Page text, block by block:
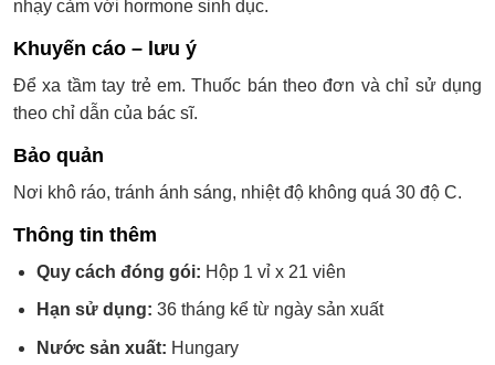
nhạy cảm với hormone sinh dục.
Khuyến cáo – lưu ý
Để xa tầm tay trẻ em. Thuốc bán theo đơn và chỉ sử dụng
theo chỉ dẫn của bác sĩ.
Bảo quản
Nơi khô ráo, tránh ánh sáng, nhiệt độ không quá 30 độ C.
Thông tin thêm
Quy cách đóng gói: Hộp 1 vỉ x 21 viên
Hạn sử dụng: 36 tháng kể từ ngày sản xuất
Nước sản xuất: Hungary